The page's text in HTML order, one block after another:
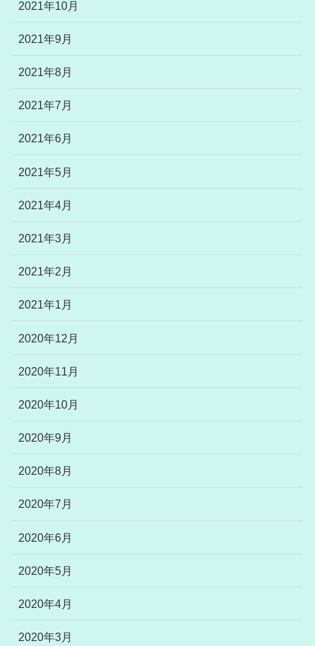
2021年10月
2021年9月
2021年8月
2021年7月
2021年6月
2021年5月
2021年4月
2021年3月
2021年2月
2021年1月
2020年12月
2020年11月
2020年10月
2020年9月
2020年8月
2020年7月
2020年6月
2020年5月
2020年4月
2020年3月